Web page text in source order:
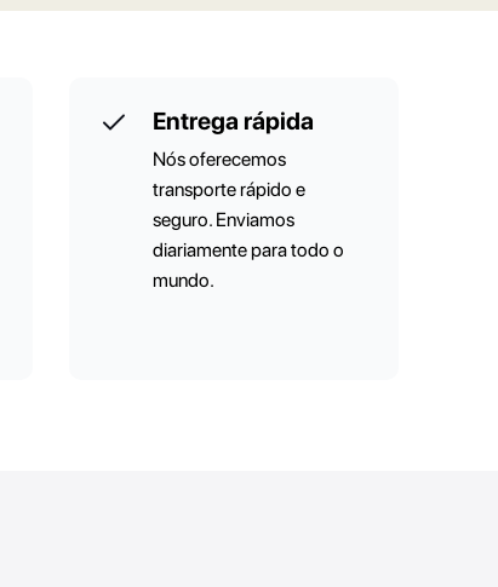
Entrega rápida
Nós oferecemos
transporte rápido e
seguro. Enviamos
diariamente para todo o
mundo.